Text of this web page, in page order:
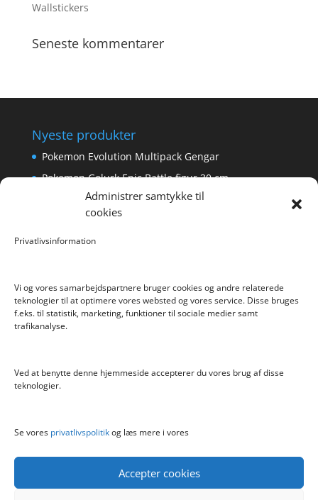
Administrer samtykke til
cookies
Privatlivsinformation
Vi og vores samarbejdspartnere bruger cookies og andre relaterede
teknologier til at optimere vores websted og vores service. Disse bruges
f.eks. til statistik, marketing, funktioner til sociale medier samt
trafikanalyse.
Ved at benytte denne hjemmeside accepterer du vores brug af disse
teknologier.
Se vores privatlivspolitikog læs mere i vores
Accepter cookies
Wallstickers
Seneste kommentarer
Nyeste produkter
Pokemon Evolution Multipack Gengar
Pokemon Golurk Epic Battle figur 30 cm
Scalextric Digital -Easyfit Digital Plug
Care Bear Love-A-Lot ECO Bamse 36cm
Bratz Stylin Dukke Cloe
Info
Kontakt
Privatlivspolitik